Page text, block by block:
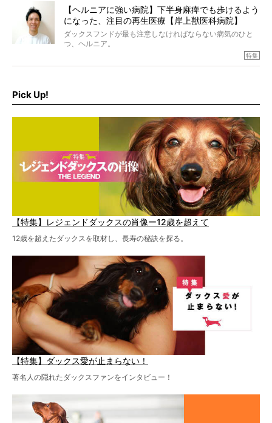
【ヘルニアに強い病院】下半身麻痺でも歩けるよう
になった、注目の再生医療【岸上獣医科病院】
ダックスフンドが最も注意しなければならない病気のひと
つ、ヘルニア。
特集『ヘルニアに、負けない』では、ヘルニアに強い動物
病院のご紹介や、ヘルニアを乗り越えたご家族のインタビ
を点滴投与する治療により、歩けなかった子が投与37日で
特集
Pick Up!
【特集】レジェンドダックスの肖像ー12歳を超えて
12歳を超えたダックスを取材し、長寿の秘訣を探る。
【特集】ダックス愛が止まらない！
著名人の隠れたダックスファンをインタビュー！